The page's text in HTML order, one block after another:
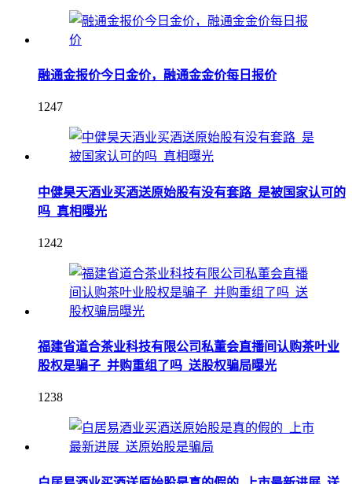
融通金报价今日金价，融通金金价每日报价
1247
中健昊天酒业买酒送原始股有没有套路_是被国家认可的
吗_真相曝光
1242
福建省道合茶业科技有限公司私董会直播间认购茶叶业
股权是骗子_并购重组了吗_送股权骗局曝光
1238